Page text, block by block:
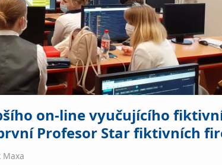
on-line vyučujícího
Profesor Star fiktivních
Maxa